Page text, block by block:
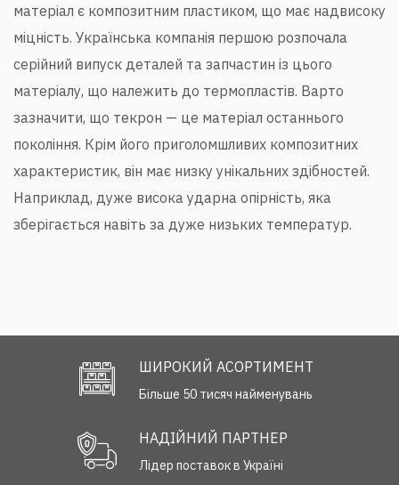
матеріал є композитним пластиком, що має надвисоку
міцність. Українська компанія першою розпочала
серійний випуск деталей та запчастин із цього
матеріалу, що належить до термопластів. Варто
зазначити, що текрон — це матеріал останнього
покоління. Крім його приголомшливих композитних
характеристик, він має низку унікальних здібностей.
Наприклад, дуже висока ударна опірність, яка
зберігається навіть за дуже низьких температур.
ШИРОКИЙ АСОРТИМЕНТ
Більше 50 тисяч найменувань
НАДІЙНИЙ ПАРТНЕР
Лідер поставок в Україні